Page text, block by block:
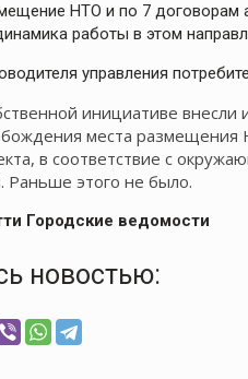
НТО и по 7 договорам
работы в этом
управления
инициативе внесли
места размещения
в соответствие с
Раньше этого не было.
Городские ведомости
новостью: